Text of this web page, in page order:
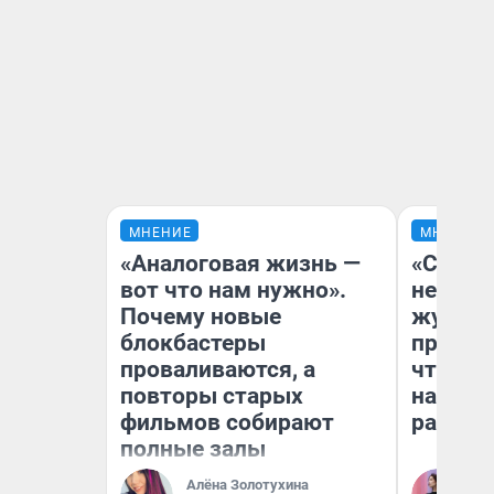
МНЕНИЕ
«Аналоговая жизнь —
вот что нам нужно».
Почему новые
блокбастеры
проваливаются, а
повторы старых
фильмов собирают
полные залы
Алёна Золотухина
МНЕНИЕ
чтобы
на что
ради